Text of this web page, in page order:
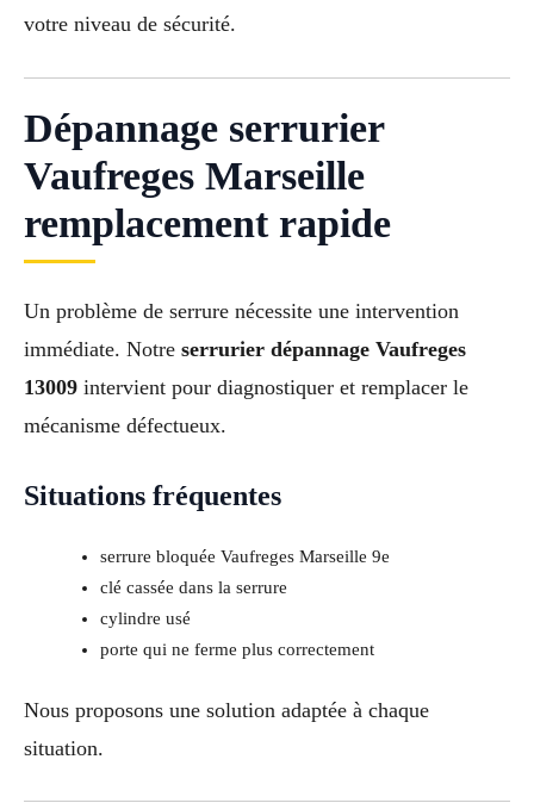
votre niveau de sécurité.
Dépannage serrurier
Vaufreges Marseille
remplacement rapide
Un problème de serrure nécessite une intervention
immédiate. Notre serrurier dépannage Vaufreges
13009 intervient pour diagnostiquer et remplacer le
mécanisme défectueux.
Situations fréquentes
serrure bloquée Vaufreges Marseille 9e
clé cassée dans la serrure
cylindre usé
porte qui ne ferme plus correctement
Nous proposons une solution adaptée à chaque
situation.